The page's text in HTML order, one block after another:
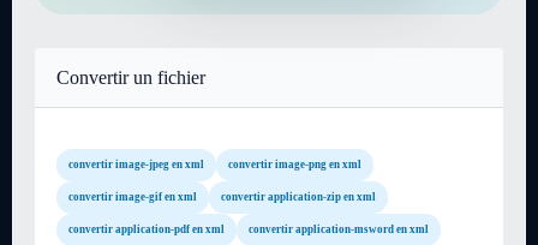
Convertir un fichier
convertir image-jpeg en xml convertir image-png en xml
convertir image-gif en xml convertir application-zip en xml
convertir application-pdf en xml convertir application-msword en xml